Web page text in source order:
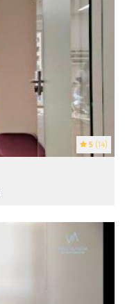
5 (14)